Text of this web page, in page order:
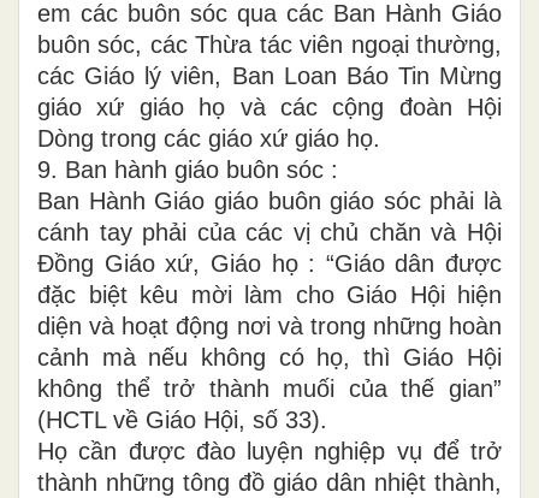
em các buôn sóc qua các Ban Hành Giáo
buôn sóc, các Thừa tác viên ngoại thường,
các Giáo lý viên, Ban Loan Báo Tin Mừng
giáo xứ giáo họ và các cộng đoàn Hội
Dòng trong các giáo xứ giáo họ.
9. Ban hành giáo buôn sóc :
Ban Hành Giáo giáo buôn giáo sóc phải là
cánh tay phải của các vị chủ chăn và Hội
Đồng Giáo xứ, Giáo họ : “Giáo dân được
đặc biệt kêu mời làm cho Giáo Hội hiện
diện và hoạt động nơi và trong những hoàn
cảnh mà nếu không có họ, thì Giáo Hội
không thể trở thành muối của thế gian”
(HCTL về Giáo Hội, số 33).
Họ cần được đào luyện nghiệp vụ để trở
thành những tông đồ giáo dân nhiệt thành,